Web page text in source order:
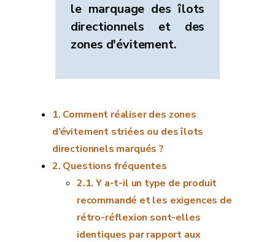
le marquage des îlots
directionnels et des
zones d'évitement.
Comment réaliser des zones
d’évitement striées ou des îlots
directionnels marqués ?
Questions fréquentes
Y a-t-il un type de produit
recommandé et les exigences de
rétro-réflexion sont-elles
identiques par rapport aux